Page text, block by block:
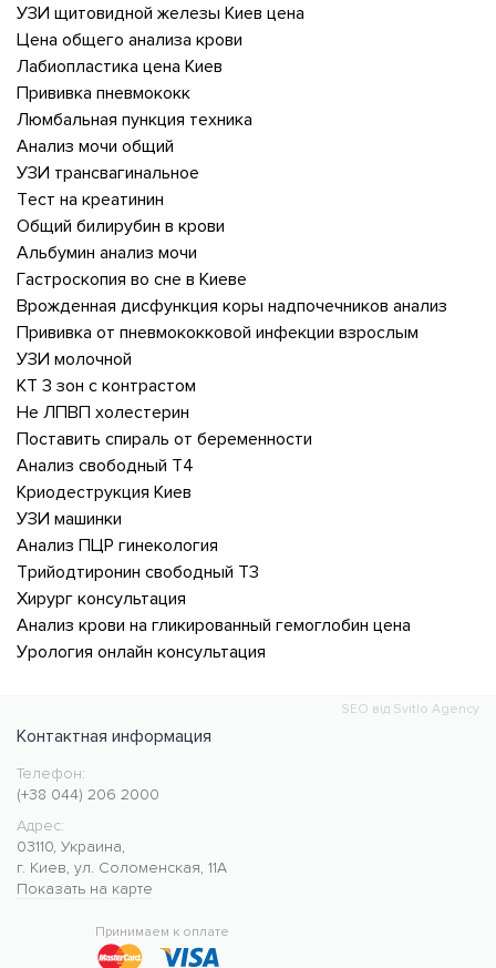
УЗИ щитовидной железы Киев цена
Цена общего анализа крови
Лабиопластика цена Киев
Прививка пневмококк
Люмбальная пункция техника
Анализ мочи общий
УЗИ трансвагинальное
Тест на креатинин
Общий билирубин в крови
Альбумин анализ мочи
Гастроскопия во сне в Киеве
Врожденная дисфункция коры надпочечников анализ
Прививка от пневмококковой инфекции взрослым
УЗИ молочной
КТ 3 зон с контрастом
Не ЛПВП холестерин
Поставить спираль от беременности
Анализ свободный Т4
Криодеструкция Киев
УЗИ машинки
Анализ ПЦР гинекология
Трийодтиронин свободный Т3
Хирург консультация
Анализ крови на гликированный гемоглобин цена
Урология онлайн консультация
SEO від Svitlo Agency
Контактная информация
Медицинский центр CMC MED
https://cmcmed.clinic
Телефон:
(+38 044) 206 2000
Адрес:
03110, Украина,
г. Киев, ул. Соломенская, 11А
Показать на карте
Принимаем к оплате